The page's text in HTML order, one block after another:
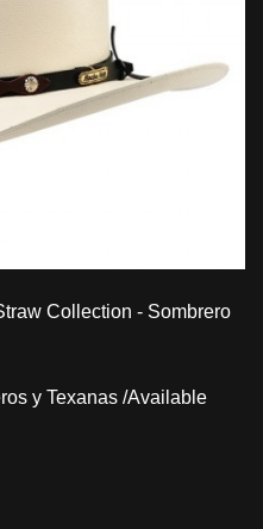
Collection - Sombrero
y Texanas /Available